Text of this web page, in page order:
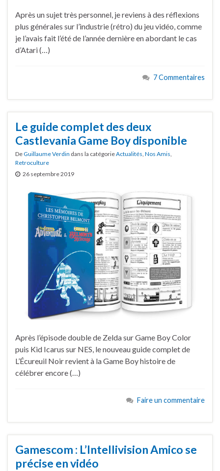
Après un sujet très personnel, je reviens à des réflexions
plus générales sur l’industrie (rétro) du jeu vidéo, comme
je l’avais fait l’été de l’année dernière en abordant le cas
d’Atari (…)
7 Commentaires
Le guide complet des deux
Castlevania Game Boy disponible
DeGuillaume Verdin dans la catégorieActualités, Nos Amis,
Retroculture
26 septembre 2019
Après l’épisode double de Zelda sur Game Boy Color
puis Kid Icarus sur NES, le nouveau guide complet de
L’Écureuil Noir revient à la Game Boy histoire de
célébrer encore (…)
Faire un commentaire
Gamescom : L’Intellivision Amico se
précise en vidéo